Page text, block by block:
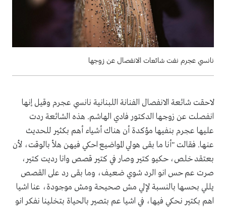
نانسي عجرم نفت شائعات الانفصال عن زوجها
لاحقت شائعة الانفصال الفنانة اللبنانية نانسي عجرم وقيل إنها
انفصلت عن زوجها الدكتور فادي الهاشم. هذه الشائعة ردت
عليها عجرم بنفيها مؤكدة أن هناك أشياء أهم بكثير للحديث
عنها. فقالت "أنا ما بقى هولي المواضيع احكي فيهن هلأ بالوقت، لأن
بعتقد خلص، حكيو كتير وصار في كتير قصص وانا رديت كتير،
صرت عم حس انو الرد شوي ضعيف، وما بقى رد على القصص
يللي بحسها بالنسبة لإلي مش صحيحة ومش موجودة، عنا اشيا
اهم بكتير نحكي فيها، في اشيا عم بتصير بالحياة بتخلينا نفكر انو